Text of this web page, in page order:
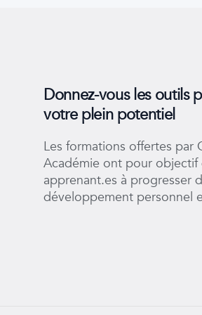
Donnez-vous les outils
votre plein potentiel
Les formations offertes par
Académie ont pour objectif
apprenant.es à progresser
développement personnel